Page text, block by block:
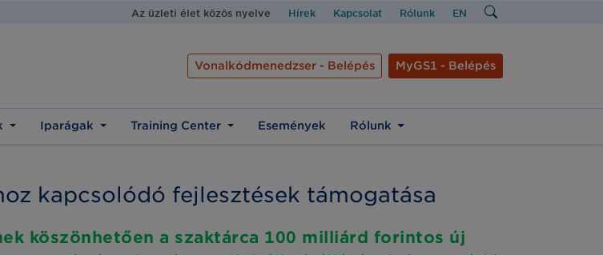
Az üzleti élet közös nyelve Hírek Kapcsolat Rólunk EN
Vonalkódmenedzser - Belépés MyGS1 - Belépés
Iparágak Training Center Események Rólunk
kapcsolódó fejlesztések támogatása
köszönhetően a szaktárca 100 milliárd forintos új